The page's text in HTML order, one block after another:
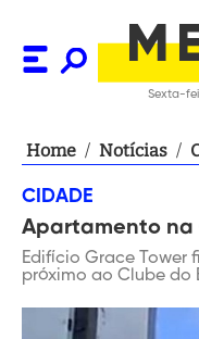
Sexta-
Home / Notícias /
CIDADE
Apartamento
Edifício Grace Tower
próximo ao Clube do